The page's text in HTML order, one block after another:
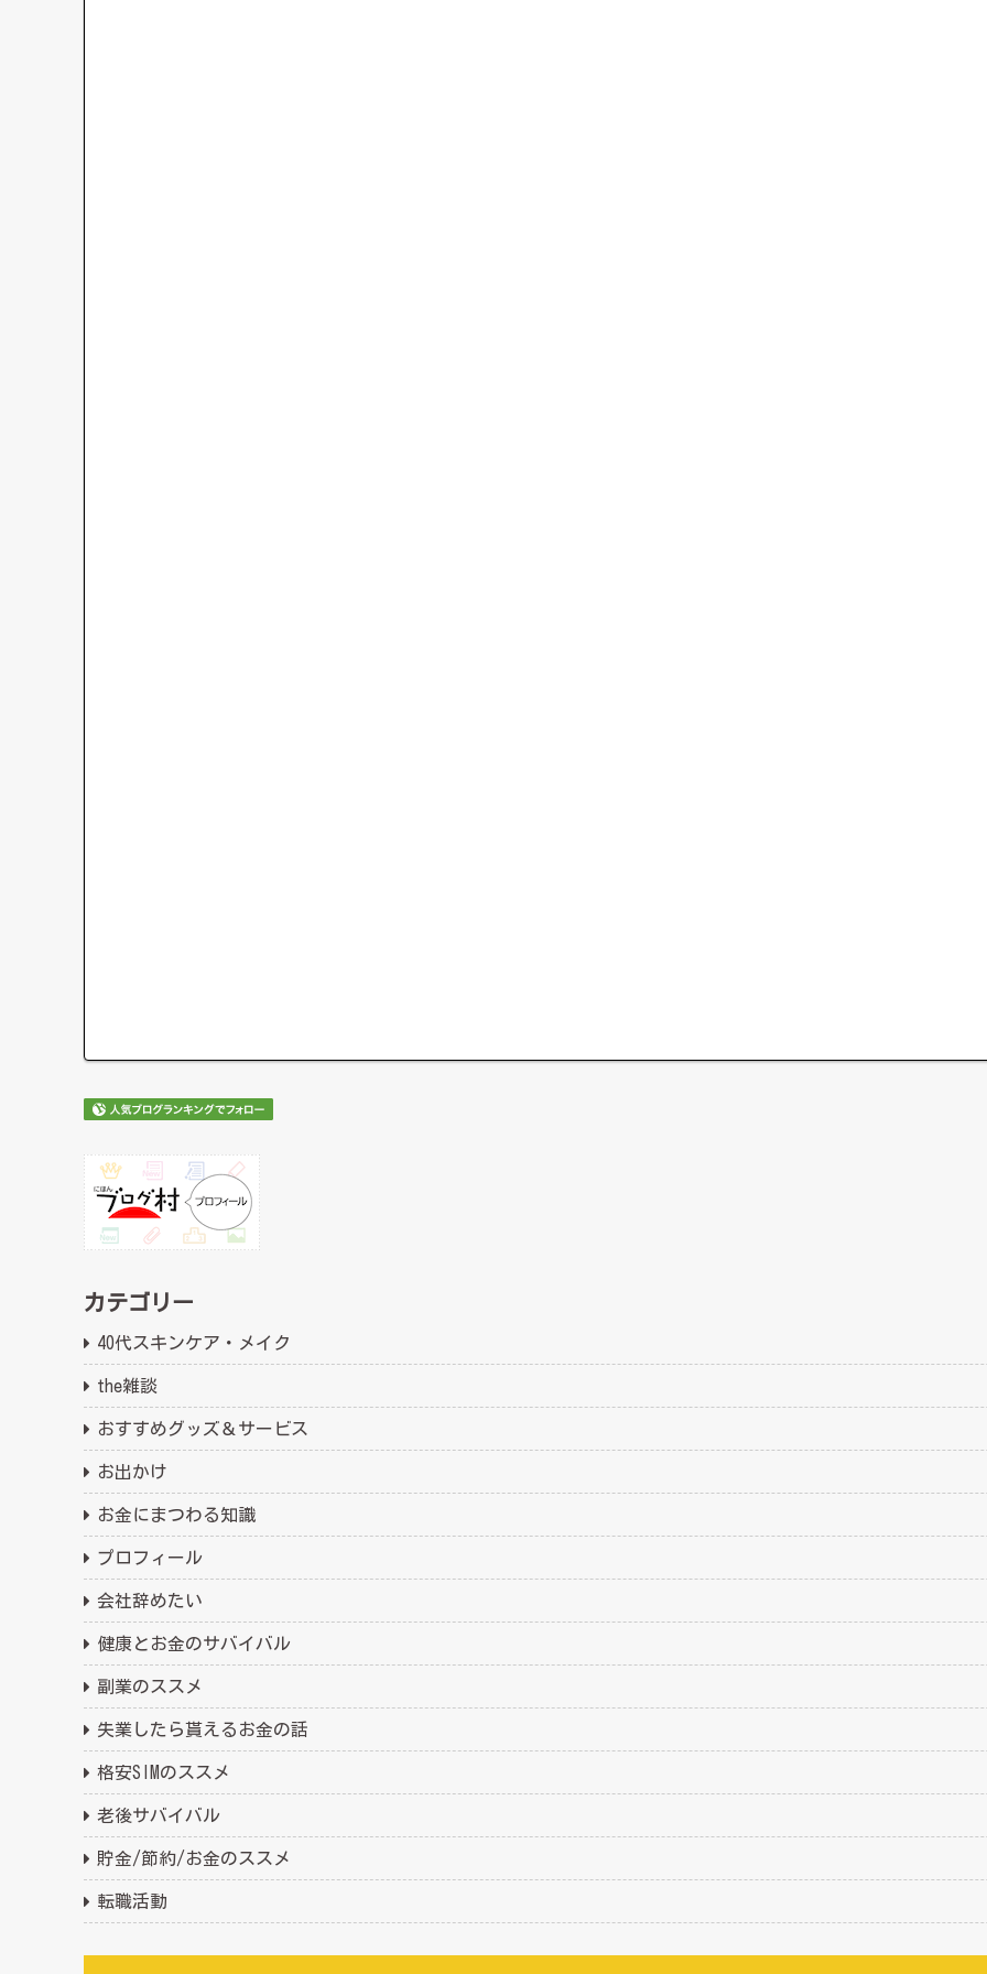
カテゴリー
40代スキンケア・メイク
the雑談
おすすめグッズ＆サービス
お出かけ
お金にまつわる知識
プロフィール
会社辞めたい
健康とお金のサバイバル
副業のススメ
失業したら貰えるお金の話
格安SIMのススメ
老後サバイバル
貯金/節約/お金のススメ
転職活動